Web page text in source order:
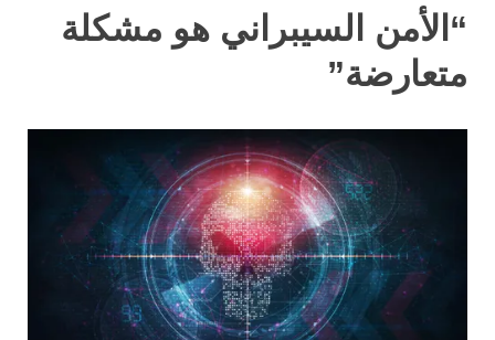
“الأمن السيبراني هو مشكلة
متعارضة”